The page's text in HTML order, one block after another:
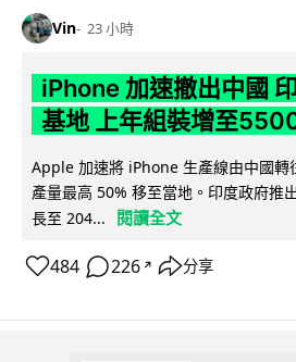
Vin 23 小時
iPhone 加速撤出中國
基地 上年組裝增至
Apple 加速將 iPhone 生產線由中國轉
產量最高 50% 移至當地。印度政府推
長至 204...
閱讀全文
484 226 ↗ 分享